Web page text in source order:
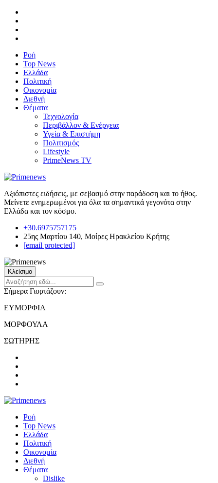
Ροή
Top News
Ελλάδα
Πολιτική
Οικονομία
Διεθνή
Θέματα
Τεχνολογία
Περιβάλλον & Ενέργεια
Υγεία & Επιστήμη
Πολιτισμός
Lifestyle
PrimeNews TV
Αξιόπιστες ειδήσεις, με σεβασμό στην παράδοση και το ήθος.
Μείνετε ενημερωμένοι για όλα τα σημαντικά γεγονότα στην
Ελλάδα και τον κόσμο.
+30.6975757175
25ης Μαρτίου 140, Μοίρες Ηρακλείου Κρήτης
[email protected]
Κλείσιμο
Σήμερα Γιορτάζουν:
ΕΥΜΟΡΦΙΑ
ΜΟΡΦΟΥΛΑ
ΣΩΤΗΡΗΣ
Ροή
Top News
Ελλάδα
Πολιτική
Οικονομία
Διεθνή
Θέματα
Dislike